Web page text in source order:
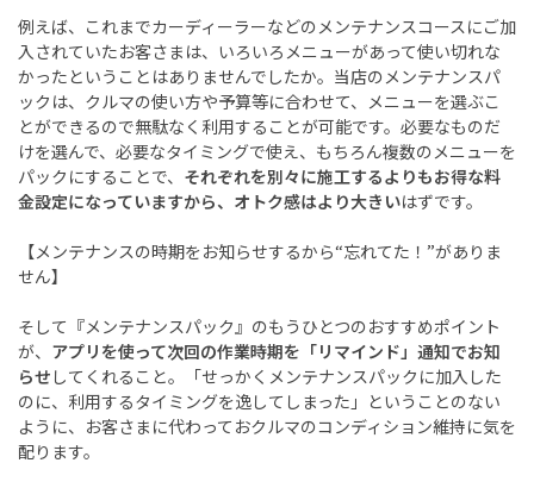
例えば、これまでカーディーラーなどのメンテナンスコースにご加
入されていたお客さまは、いろいろメニューがあって使い切れな
かったということはありませんでしたか。当店のメンテナンスパ
ックは、クルマの使い方や予算等に合わせて、メニューを選ぶこ
とができるので無駄なく利用することが可能です。必要なものだ
けを選んで、必要なタイミングで使え、もちろん複数のメニューを
パックにすることで、 それぞれを別々に施工するよりもお得な料
金設定になっていますから、オトク感はより大きいはずです。
【メンテナンスの時期をお知らせするから“忘れてた！ ”がありま
せん】
そして『メンテナンスパック』のもうひとつのおすすめポイント
が、 アプリを使って次回の作業時期を「リマインド」通知でお知
らせ してくれること。「せっかくメンテナンスパックに加入した
のに、利用するタイミングを逸してしまった」ということのない
ように、お客さまに代わっておクルマのコンディション維持に気を
配ります。